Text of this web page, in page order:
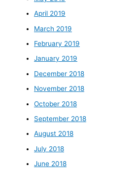
April 2019
March 2019
February 2019
January 2019
December 2018
November 2018
October 2018
September 2018
August 2018
July 2018
June 2018